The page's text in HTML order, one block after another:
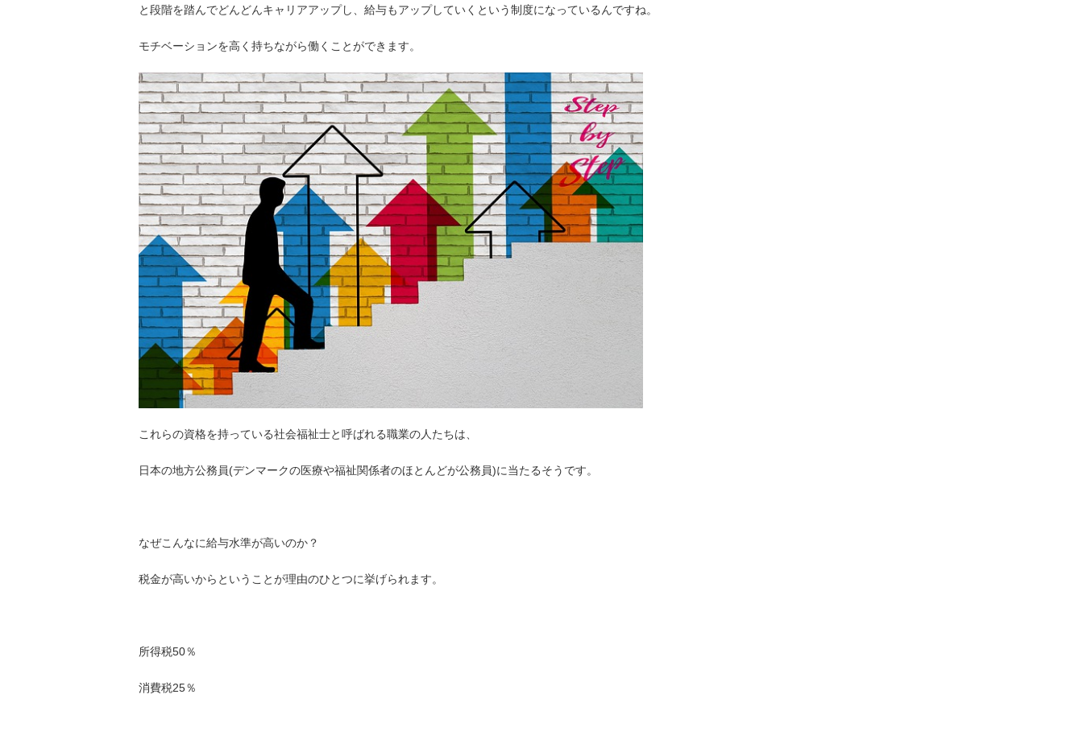
と段階を踏んでどんどんキャリアアップし、給与もアップしていくという制度になっているんですね。
モチベーションを高く持ちながら働くことができます。
これらの資格を持っている社会福祉士と呼ばれる職業の人たちは、
日本の地方公務員(デンマークの医療や福祉関係者のほとんどが公務員)に当たるそうです。
なぜこんなに給与水準が高いのか？
税金が高いからということが理由のひとつに挙げられます。
所得税50％
消費税25％